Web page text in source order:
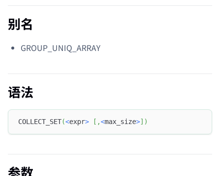
别名
GROUP_UNIQ_ARRAY
语法
COLLECT_SET(<expr> [ ,<max_size>] )
参数